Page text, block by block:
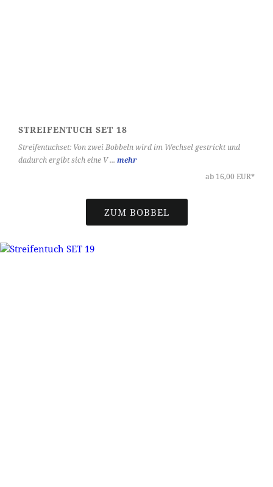
STREIFENTUCH SET 18
Streifentuchset: Von zwei Bobbeln wird im Wechsel gestrickt und
dadurch ergibt sich eine V ... mehr
ab 16,00 EUR*
ZUM BOBBEL